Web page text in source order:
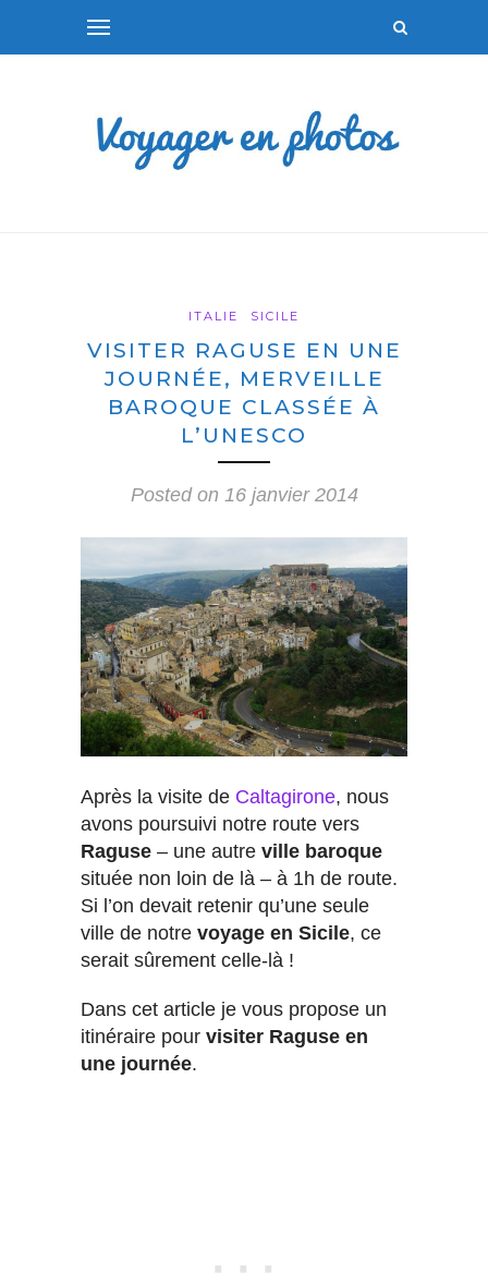
ITALIE SICILE
VISITER RAGUSE EN UNE
JOURNÉE, MERVEILLE
BAROQUE CLASSÉE À
L’UNESCO
Posted on 16 janvier 2014
Après la visite de Caltagirone, nous
avons poursuivi notre route vers
Raguse – une autre ville baroque
située non loin de là – à 1h de route.
Si l’on devait retenir qu’une seule
ville de notre voyage en Sicile, ce
serait sûrement celle-là !
Dans cet article je vous propose un
itinéraire pour visiter Raguse en
une journée.